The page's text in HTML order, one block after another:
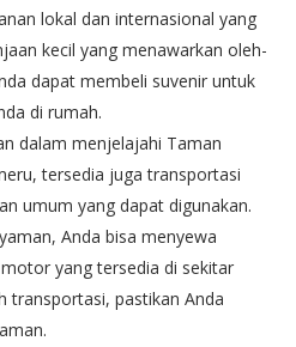
lokal dan internasional yang
kecil yang menawarkan oleh-
dapat membeli suvenir untuk
di rumah.
dalam menjelajahi Taman
tersedia juga transportasi
umum yang dapat digunakan.
Anda bisa menyewa
yang tersedia di sekitar
transportasi, pastikan Anda